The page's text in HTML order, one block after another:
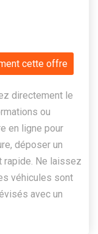
cette offre
directement le
ou
en ligne pour
déposer un
rapide. Ne laissez
véhicules sont
avec un